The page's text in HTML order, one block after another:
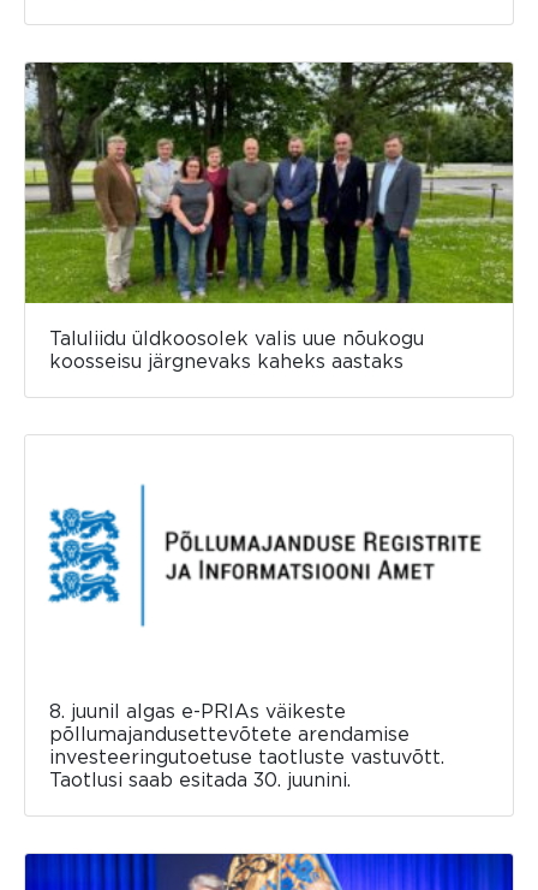
Taluliidu üldkoosolek valis uue nõukogu
koosseisu järgnevaks kaheks aastaks
8. juunil algas e-PRIAs väikeste
põllumajandusettevõtete arendamise
investeeringutoetuse taotluste vastuvõtt.
Taotlusi saab esitada 30. juunini.